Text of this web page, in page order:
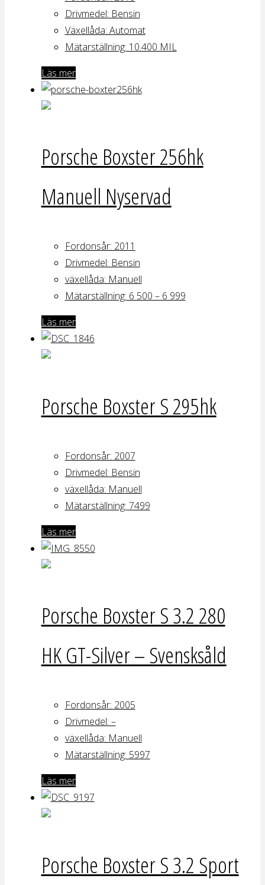
Drivmedel: Bensin
Växellåda: Automat
Mätarställning: 10.400 MIL
Läs mer
Porsche Boxster 256hk
Manuell Nyservad
Fordonsår: 2011
Drivmedel: Bensin
växellåda: Manuell
Mätarställning: 6 500 – 6 999
Läs mer
Porsche Boxster S 295hk
Fordonsår: 2007
Drivmedel: Bensin
växellåda: Manuell
Mätarställning: 7499
Läs mer
Porsche Boxster S 3.2 280
HK GT-Silver – Svensksåld
Fordonsår: 2005
Drivmedel: –
växellåda: Manuell
Mätarställning: 5997
Läs mer
Porsche Boxster S 3.2 Sport